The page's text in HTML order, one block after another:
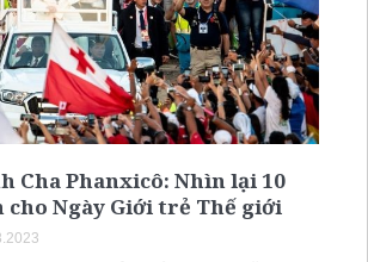
Cha Phanxicô: Nhìn lại 10
cho Ngày Giới trẻ Thế giới